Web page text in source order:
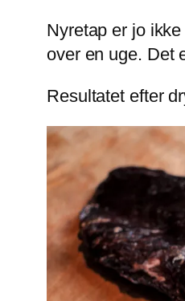
Nyretap er jo
over en uge. Det
Resultatet efter